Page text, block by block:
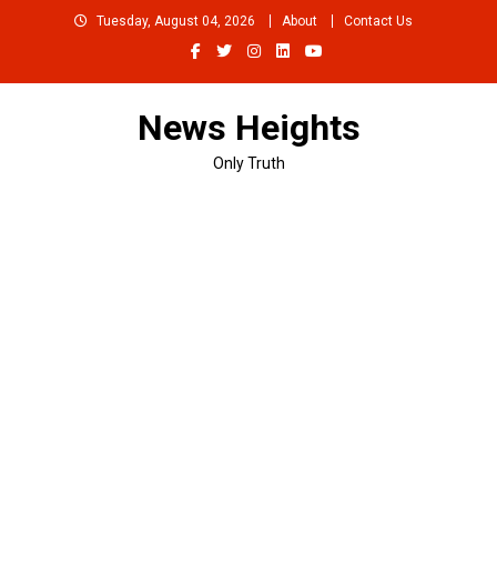
Tuesday, August 04, 2026 About Contact Us
News Heights
Only Truth